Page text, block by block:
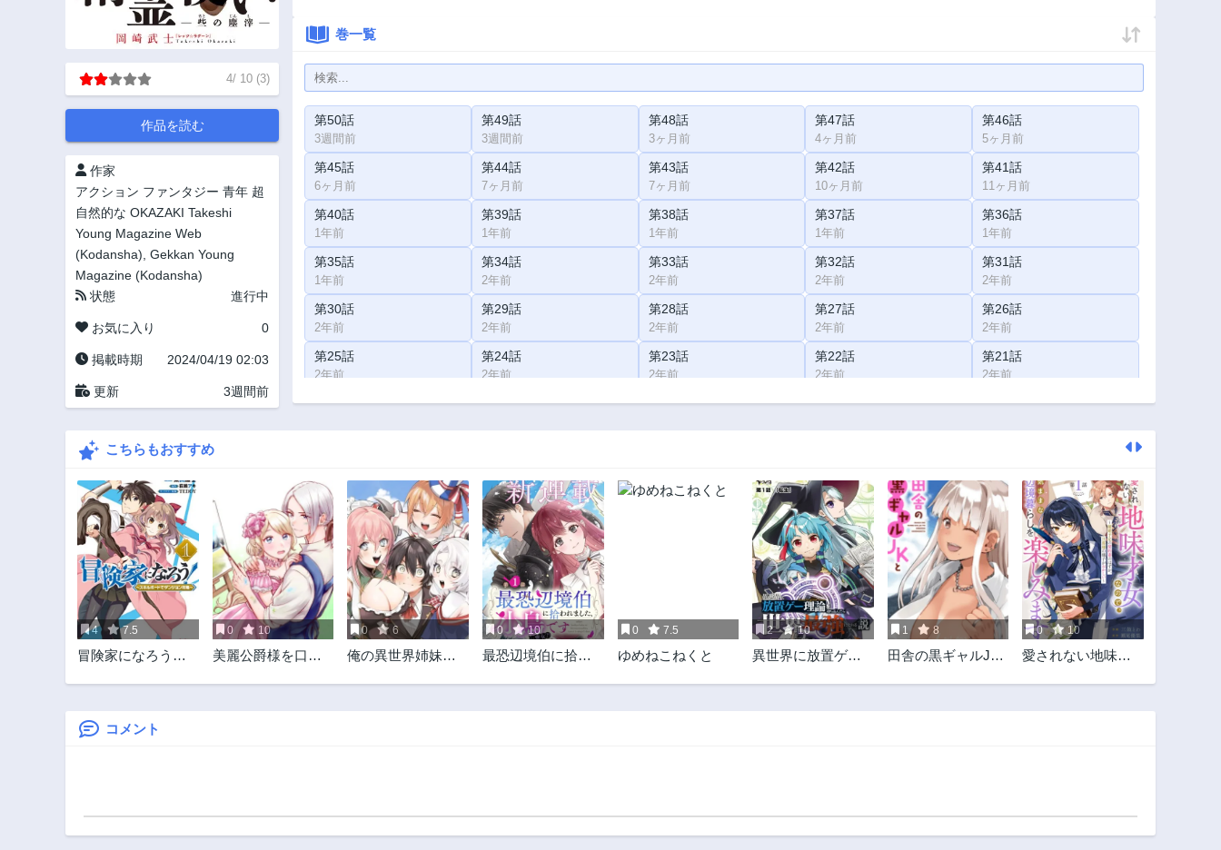
4/ 10 (3)
作品を読む
作家
アクション ファンタジー 青年 超
自然的な OKAZAKI Takeshi
Young Magazine Web
(Kodansha), Gekkan Young
Magazine (Kodansha)
状態
進行中
お気に入り 0
掲載時期 2024/04/19 02:03
更新 3週間前
巻一覧
第50話
3週間前
第49話
3週間前
第48話
3ヶ月前
第47話
4ヶ月前
第46話
5ヶ月前
第45話
6ヶ月前
第44話
7ヶ月前
第43話
7ヶ月前
第42話
10ヶ月前
第41話
11ヶ月前
第40話
1年前
第39話
1年前
第38話
1年前
第37話
1年前
第36話
1年前
第35話
1年前
第34話
2年前
第33話
2年前
第32話
2年前
第31話
2年前
第30話
2年前
第29話
2年前
第28話
2年前
第27話
2年前
第26話
2年前
第25話
2年前
第24話
2年前
第23話
2年前
第22話
2年前
第21話
2年前
第20話 第19話 第18話 第17話 第16話
第10話
2年前
第9話
2年前
第8話 第7話
2年前
第6話
2年前
第5話
2年前
第4話
2年前
第2話
2年前
第1話
2年前
こちらもおすすめ
4 7.5
冒険家になろう！
0 10
美麗公爵様を口説
に溺愛されていま
0 6
俺の異世界姉妹が
0 10
最恐辺境伯に拾わ
0 7.5
ゆめねこねくと
2 10
異世界に放置ゲー
る説
1 8
田舎の黒ギャルJK
0 10
愛されない地味才
しみます～離婚予
コメント